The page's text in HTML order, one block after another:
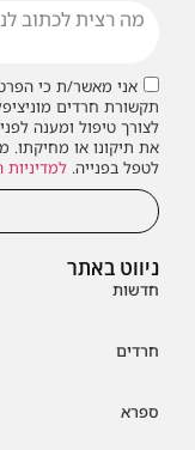
ניווט באתר
חדשות
חרדים
ספרא
אני מאשר/ת כי
תקשורת חרדים
לצורך טיפול ומענה
את תיקונו או מחיקתו.
לטפל בפנייה. למדיניות